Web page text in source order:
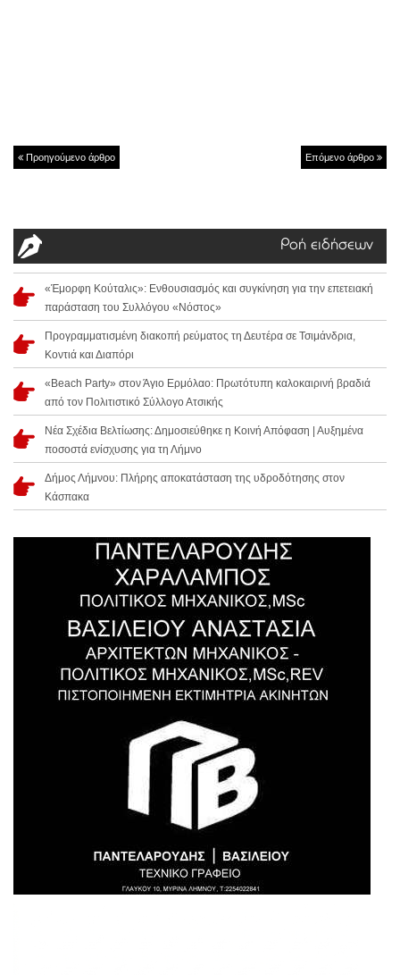
Προηγούμενο άρθρο Επόμενο άρθρο
Ροή ειδήσεων
«Έμορφη Κούταλις»: Ενθουσιασμός και συγκίνηση για την επετειακή
παράσταση του Συλλόγου «Νόστος»
Προγραμματισμένη διακοπή ρεύματος τη Δευτέρα σε Τσιμάνδρια,
Κοντιά και Διαπόρι
«Beach Party» στον Άγιο Ερμόλαο: Πρωτότυπη καλοκαιρινή βραδιά
από τον Πολιτιστικό Σύλλογο Ατσικής
Νέα Σχέδια Βελτίωσης: Δημοσιεύθηκε η Κοινή Απόφαση | Αυξημένα
ποσοστά ενίσχυσης για τη Λήμνο
Δήμος Λήμνου: Πλήρης αποκατάσταση της υδροδότησης στον
Κάσπακα